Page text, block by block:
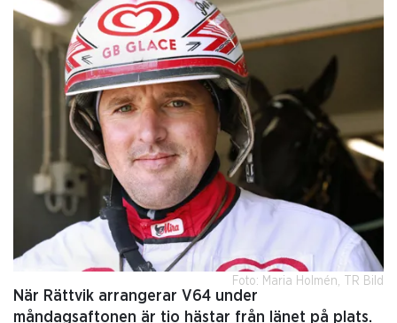
Foto: Maria Holmén, TR Bild
När Rättvik arrangerar V64 under
måndagsaftonen är tio hästar från länet på plats.